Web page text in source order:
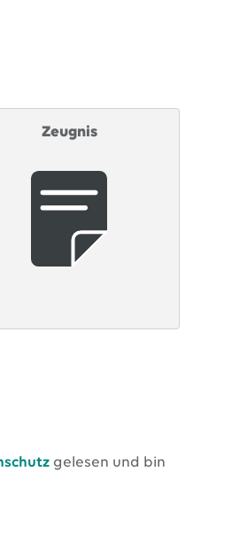
Zeugnis
gelesen und bin